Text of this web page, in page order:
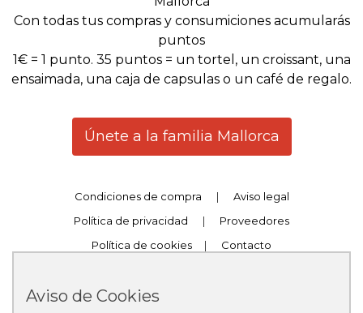
Con todas tus compras y consumiciones acumularás
puntos
1€ = 1 punto. 35 puntos = un tortel, un croissant, una
ensaimada, una caja de capsulas o un café de regalo.
Únete a la familia Mallorca
Condiciones de compra |
Aviso legal
Política de privacidad
|
Proveedores
Política de cookies
|
Contacto
Aviso de Cookies